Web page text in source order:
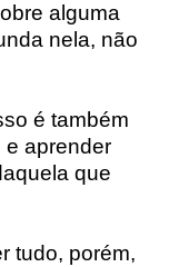
alguma
nela, não
é também
e aprender
que
tudo, porém,